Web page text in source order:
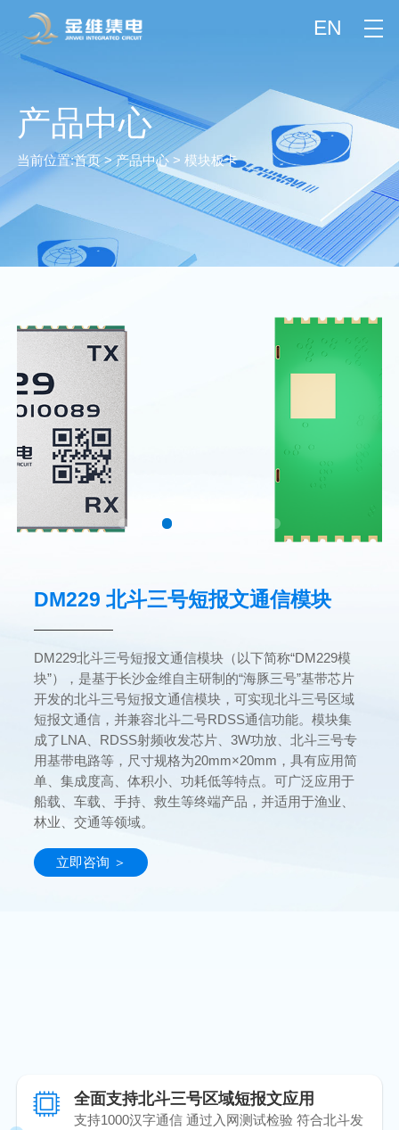
EN
产品中心
当前位置:首页>产品中心 >模块板卡
DM229 北斗三号短报文通信模块
DM229北斗三号短报文通信模块（以下简称“DM229模
块”），是基于长沙金维自主研制的“海豚三号”基带芯片
开发的北斗三号短报文通信模块，可实现北斗三号区域
短报文通信，并兼容北斗二号RDSS通信功能。模块集
成了LNA、RDSS射频收发芯片、3W功放、北斗三号专
用基带电路等，尺寸规格为20mm×20mm，具有应用简
单、集成度高、体积小、功耗低等特点。可广泛应用于
船载、车载、手持、救生等终端产品，并适用于渔业、
林业、交通等领域。
立即咨询 ＞
全面支持北斗三号区域短报文应用
支持1000汉字通信 通过入网测试检验 符合北斗发